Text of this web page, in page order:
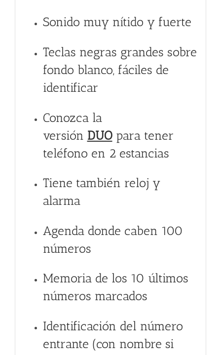
Sonido muy nítido y fuerte
Teclas negras grandes sobre
fondo blanco, fáciles de
identificar
Conozca la
versión DUOpara tener
teléfono en 2 estancias
Tiene también reloj y
alarma
Agenda donde caben 100
números
Memoria de los 10 últimos
números marcados
Identificación del número
entrante (con nombre si